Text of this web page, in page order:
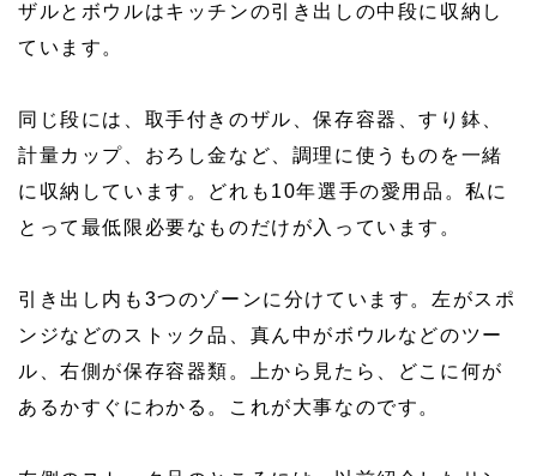
ザルとボウルはキッチンの引き出しの中段に収納し
ています。
同じ段には、取手付きのザル、保存容器、すり鉢、
計量カップ、おろし金など、調理に使うものを一緒
に収納しています。どれも10年選手の愛用品。私に
とって最低限必要なものだけが入っています。
引き出し内も3つのゾーンに分けています。左がスポ
ンジなどのストック品、真ん中がボウルなどのツー
ル、右側が保存容器類。上から見たら、どこに何が
あるかすぐにわかる。これが大事なのです。